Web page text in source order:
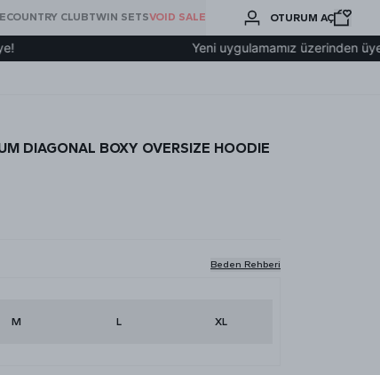
COUNTRY CLUBTWIN SETSVOID SALE
ARA
OTURUM AÇ
Yeni uygulamamız üzerinden üye olup
DIAGONAL BOXY OVERSIZE HOODIE
Beden Rehberi
M L XL